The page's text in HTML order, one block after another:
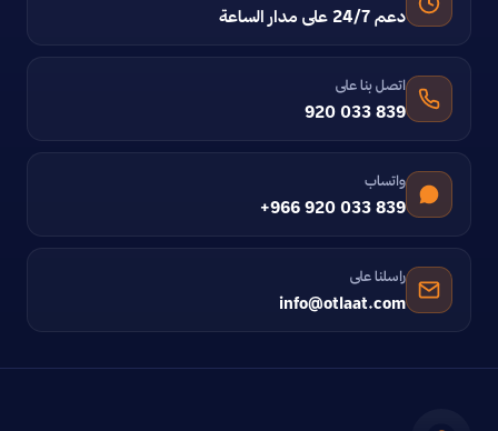
دعم 24/7 على مدار الساعة
اتصل بنا على
920 033 839
واتساب
+966 920 033 839
راسلنا على
info@otlaat.com